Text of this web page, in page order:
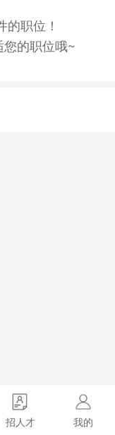
职位！
的职位哦~
招人才 我的